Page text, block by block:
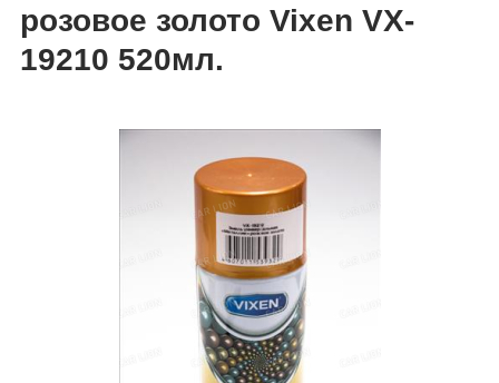
розовое золото Vixen VX-
19210 520мл.